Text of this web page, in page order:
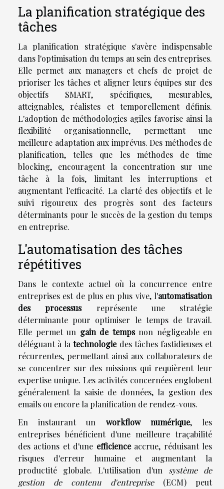
La planification stratégique des
tâches
La planification stratégique s'avère indispensable
dans l'optimisation du temps au sein des entreprises.
Elle permet aux managers et chefs de projet de
prioriser les tâches et aligner leurs équipes sur des
objectifs SMART, spécifiques, mesurables,
atteignables, réalistes et temporellement définis.
L'adoption de méthodologies agiles favorise ainsi la
flexibilité organisationnelle, permettant une
meilleure adaptation aux imprévus. Des méthodes de
planification, telles que les méthodes de time
blocking, encouragent la concentration sur une
tâche à la fois, limitant les interruptions et
augmentant l'efficacité. La clarté des objectifs et le
suivi rigoureux des progrès sont des facteurs
déterminants pour le succès de la gestion du temps
en entreprise.
L'automatisation des tâches
répétitives
Dans le contexte actuel où la concurrence entre
entreprises est de plus en plus vive, l'automatisation
des processusreprésente une stratégie
déterminante pour optimiser le temps de travail.
Elle permet un gain de tempsnon négligeable en
déléguant à latechnologiedes tâches fastidieuses et
récurrentes, permettant ainsi aux collaborateurs de
se concentrer sur des missions qui requièrent leur
expertise unique. Les activités concernées englobent
généralement la saisie de données, la gestion des
emails ou encore la planification de rendez-vous.
En instaurant un workflow numérique, les
entreprises bénéficient d'une meilleure traçabilité
des actions et d'une efficienceaccrue, réduisant les
risques d'erreur humaine et augmentant la
productité globale. L'utilisation d'un système de
gestion de contenu d'entreprise(ECM) peut